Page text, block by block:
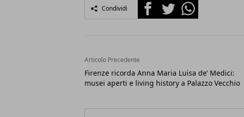
Condividi FacebookTwitterWhatsapp
Articolo Precedente
Firenze ricorda Anna Maria Luisa de’ Medici:
musei aperti e living history a Palazzo Vecchio